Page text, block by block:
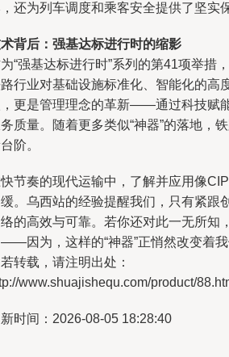
还为列车调度和乘客安全提供了坚实
背后：强基达标进行时的缩影
“强基达标进行时”系列的第41项举措
行业对基础设施标准化、智能化的高
更是管理理念的革新——通过科技赋
质量。随着更多类似“神器”的落地，
阶。
节奏的现代运输中，了解并应用像
。乌西站的经验提醒我们，只有紧跟
的高效与可靠。若你还对此一无所知
因为，这样的“神器”正悄然改变着我
转载，请注明出处：
www.shuajishequ.com/product/
时间：2026-08-05 18:28:40